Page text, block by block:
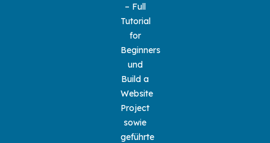
– Full
Tutorial
for
Beginners
und
Build a
Website
Project
sowie
geführte